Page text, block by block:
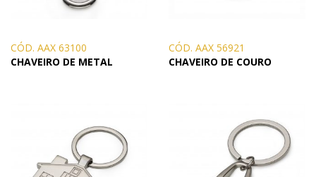
CÓD. AAX 63100
CHAVEIRO DE METAL
CÓD. AAX 56921
CHAVEIRO DE COURO